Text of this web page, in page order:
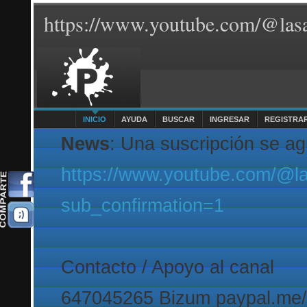
https://www.youtube.com/
INICIO AYUDA BUSCAR INGRESAR
News: Una suscripción se
https://www.youtube.com/
sub_confirmation=1
Contacto / Apoyo al canal
647045265 Bizum